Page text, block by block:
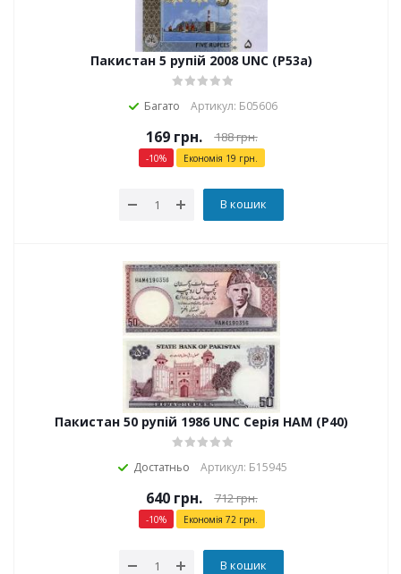
Пакистан 5 рупій 2008 UNC (P53a)
Багато Артикул: Б05606
169грн. 188грн.
-10% Економія 19 грн.
В кошик
Пакистан 50 рупій 1986 UNC Серія HAM (P40)
Достатньо Артикул: Б15945
640грн. 712грн.
-10% Економія 72грн.
В кошик